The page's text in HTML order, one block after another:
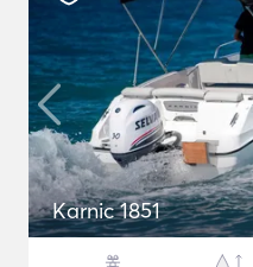
Karnic 1851